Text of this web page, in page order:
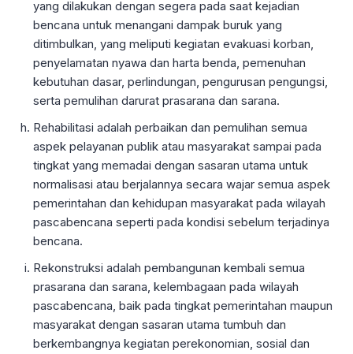
yang dilakukan dengan segera pada saat kejadian
bencana untuk menangani dampak buruk yang
ditimbulkan, yang meliputi kegiatan evakuasi korban,
penyelamatan nyawa dan harta benda, pemenuhan
kebutuhan dasar, perlindungan, pengurusan pengungsi,
serta pemulihan darurat prasarana dan sarana.
Rehabilitasi adalah perbaikan dan pemulihan semua
aspek pelayanan publik atau masyarakat sampai pada
tingkat yang memadai dengan sasaran utama untuk
normalisasi atau berjalannya secara wajar semua aspek
pemerintahan dan kehidupan masyarakat pada wilayah
pascabencana seperti pada kondisi sebelum terjadinya
bencana.
Rekonstruksi adalah pembangunan kembali semua
prasarana dan sarana, kelembagaan pada wilayah
pascabencana, baik pada tingkat pemerintahan maupun
masyarakat dengan sasaran utama tumbuh dan
berkembangnya kegiatan perekonomian, sosial dan